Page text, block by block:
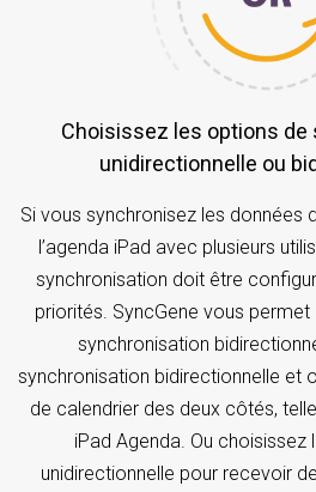
Choisissez les options de synchronisation :
unidirectionnelle ou
Si vous synchronisez les données
l’agenda iPad avec plusieurs
synchronisation doit être
priorités. SyncGene vous permet
synchronisation
synchronisation bidirectionnelle et
de calendrier des deux côtés,
iPad Agenda. Ou choisissez
unidirectionnelle pour recevoir